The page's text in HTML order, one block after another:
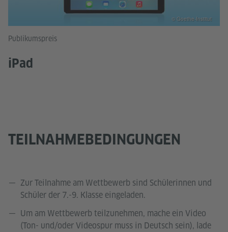
Publikumspreis
iPad
© Goethe-Institut
TEILNAHMEBEDINGUNGEN
Zur Teilnahme am Wettbewerb sind Schülerinnen und
Schüler der 7.-9. Klasse eingeladen.
Um am Wettbewerb teilzunehmen, mache ein Video
(Ton- und/oder Videospur muss in Deutsch sein), lade